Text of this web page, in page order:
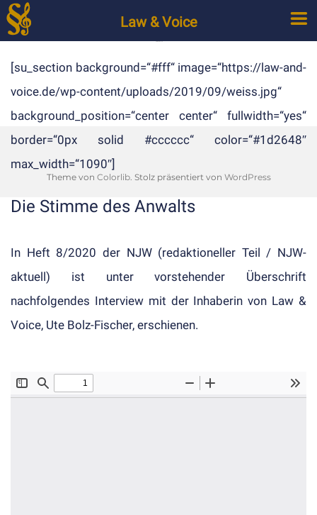
[su_section background=“#fff“ image=“https://law-and-
voice.de/wp-content/uploads/2019/09/weiss.jpg“
background_position=“center center“ fullwidth=“yes“
border=“0px solid #cccccc“ color=“#1d2648″
max_width=“1090″]
Die Stimme des Anwalts
In Heft 8/2020 der NJW (redaktioneller Teil / NJW-
aktuell) ist unter vorstehender Überschrift
nachfolgendes Interview mit der Inhaberin von Law &
Voice, Ute Bolz-Fischer, erschienen.
Theme von Colorlib. Stolz präsentiert von WordPress
Law & Voice